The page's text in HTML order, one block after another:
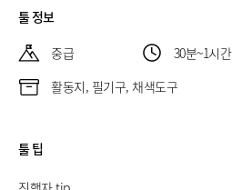
툴 정보
중급
30분~1시간
활동지, 필기구, 채색도구
툴 팁